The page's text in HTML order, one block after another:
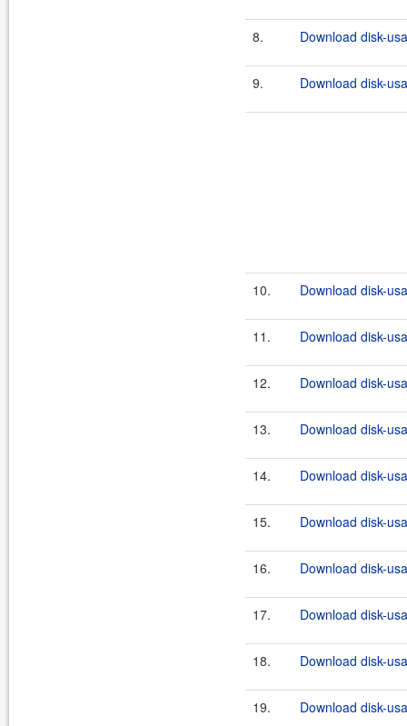
8. Download disk-
9. Download disk-
10. Download disk-
11. Download disk-
12. Download disk-
13. Download disk-
14. Download disk-
15. Download disk-
16. Download disk-
17. Download disk-
18. Download disk-
19. Download disk-